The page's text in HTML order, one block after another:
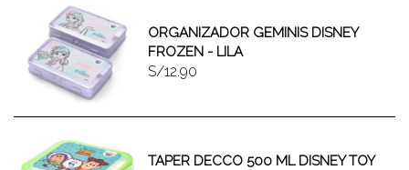
ORGANIZADOR GEMINIS DISNEY
FROZEN - LILA
S/12.90
TAPER DECCO 500 ML DISNEY TOY